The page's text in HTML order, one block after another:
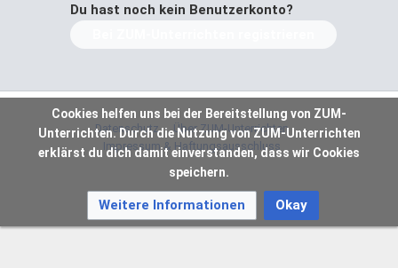
Du hast noch kein Benutzerkonto?
Datenschutz
Über ZUM-Unterrichten
Impressum & Haftungsausschluss
Cookies helfen uns bei der Bereitstellung von ZUM-
Unterrichten. Durch die Nutzung von ZUM-Unterrichten
erklärst du dich damit einverstanden, dass wir Cookies
speichern.
Weitere Informationen Okay